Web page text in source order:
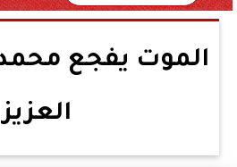
الموت يفجع
العزيز